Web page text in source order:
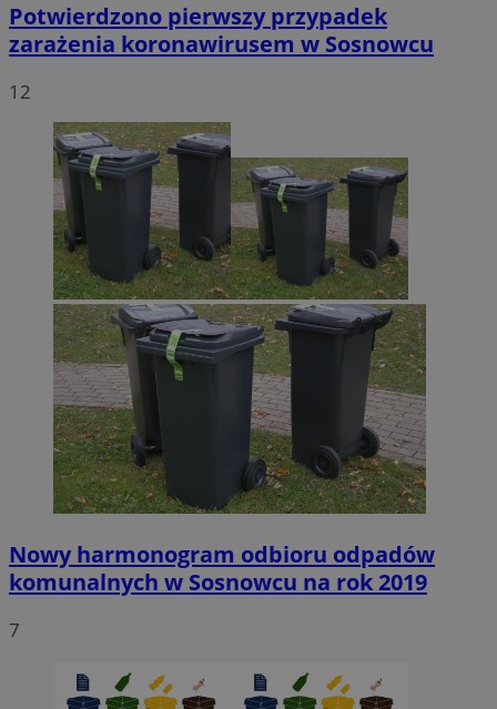
Potwierdzono pierwszy przypadek
zarażenia koronawirusem w Sosnowcu
12
Nowy harmonogram odbioru odpadów
komunalnych w Sosnowcu na rok 2019
7